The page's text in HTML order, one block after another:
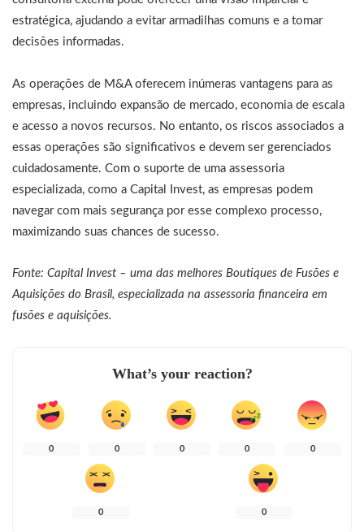
estratégica, ajudando a evitar armadilhas comuns e a tomar
decisões informadas.
As operações de M&A oferecem inúmeras vantagens para as
empresas, incluindo expansão de mercado, economia de escala
e acesso a novos recursos. No entanto, os riscos associados a
essas operações são significativos e devem ser gerenciados
cuidadosamente. Com o suporte de uma assessoria
especializada, como a Capital Invest, as empresas podem
navegar com mais segurança por esse complexo processo,
maximizando suas chances de sucesso.
Fonte: Capital Invest – uma das melhores Boutiques de Fusões e
Aquisições do Brasil, especializada na assessoria financeira em
fusões e aquisições.
What’s your reaction?
0 0 0 0 0
0 0